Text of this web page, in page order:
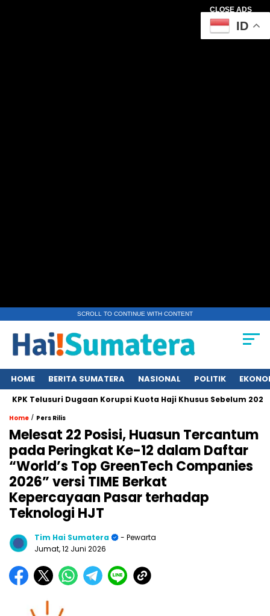
CLOSE ADS
SCROLL TO CONTINUE WITH CONTENT
HOME BERITA SUMATERA NASIONAL POLITIK
KPK Telusuri Dugaan Korupsi Kuota Haji Khusus Sebelum 2024
Home / Pers Rilis
Melesat 22 Posisi, Huasun Tercantum
pada Peringkat Ke-12 dalam Daftar
“World’s Top GreenTech Companies
2026” versi TIME Berkat
Kepercayaan Pasar terhadap
Teknologi HJT
Tim Hai Sumatera
- Pewarta
Jumat, 12 Juni 2026
ID